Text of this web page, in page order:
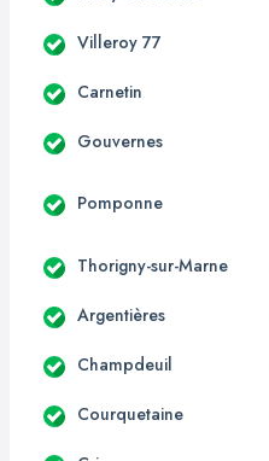
Villeroy 77
Carnetin
Gouvernes
Pomponne
Thorigny-sur-Marne
Argentières
Champdeuil
Courquetaine